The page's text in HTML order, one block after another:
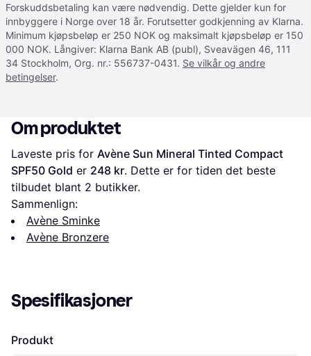
Forskuddsbetaling kan være nødvendig. Dette gjelder kun for
innbyggere i Norge over 18 år. Forutsetter godkjenning av Klarna.
Minimum kjøpsbeløp er 250 NOK og maksimalt kjøpsbeløp er 150
000 NOK. Långiver: Klarna Bank AB (publ), Sveavägen 46, 111
34 Stockholm, Org. nr.: 556737-0431. Se vilkår og andre
betingelser.
Om produktet
Laveste pris for Avène Sun Mineral Tinted Compact
SPF50 Gold er 248 kr. Dette er for tiden det beste
tilbudet blant 2 butikker.
Sammenlign:
Avène Sminke
Avène Bronzere
Spesifikasjoner
Produkt